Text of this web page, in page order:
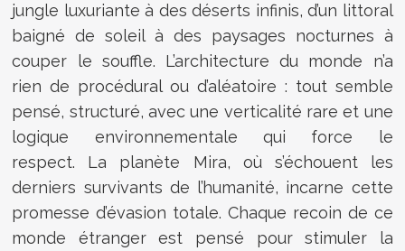
jungle luxuriante à des déserts infinis, d’un littoral
baigné de soleil à des paysages nocturnes à
couper le souffle. L’architecture du monde n’a
rien de procédural ou d’aléatoire : tout semble
pensé, structuré, avec une verticalité rare et une
logique environnementale qui force le
respect. La planète Mira, où s’échouent les
derniers survivants de l’humanité, incarne cette
promesse d’évasion totale. Chaque recoin de ce
monde étranger est pensé pour stimuler la